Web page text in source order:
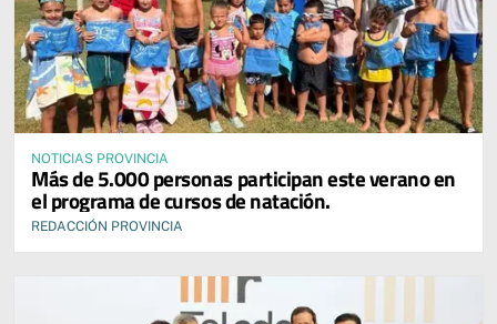
NOTICIAS PROVINCIA
Más de 5.000 personas participan este verano en
el programa de cursos de natación.
REDACCIÓN PROVINCIA